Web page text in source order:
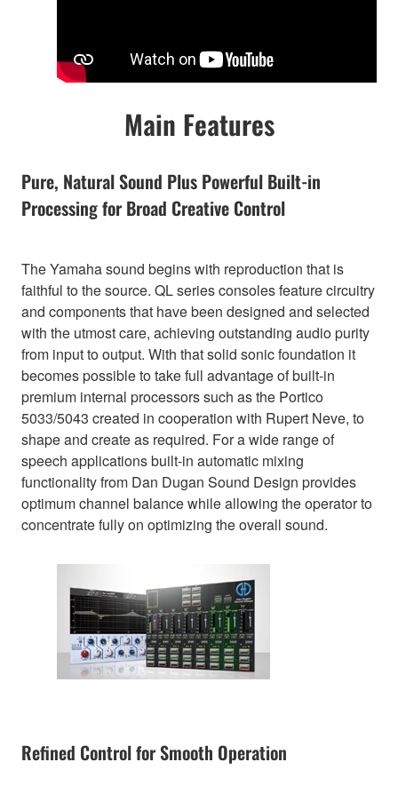
Main Features
Pure, Natural Sound Plus Powerful Built-in
Processing for Broad Creative Control
The Yamaha sound begins with reproduction that is
faithful to the source. QL series consoles feature circuitry
and components that have been designed and selected
with the utmost care, achieving outstanding audio purity
from input to output. With that solid sonic foundation it
becomes possible to take full advantage of built-in
premium internal processors such as the Portico
5033/5043 created in cooperation with Rupert Neve, to
shape and create as required. For a wide range of
speech applications built-in automatic mixing
functionality from Dan Dugan Sound Design provides
optimum channel balance while allowing the operator to
concentrate fully on optimizing the overall sound.
Refined Control for Smooth Operation